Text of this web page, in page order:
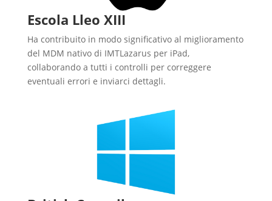
Escola Lleo XIII
Ha contribuito in modo significativo al miglioramento
del MDM nativo di IMTLazarus per iPad,
collaborando a tutti i controlli per correggere
eventuali errori e inviarci dettagli.